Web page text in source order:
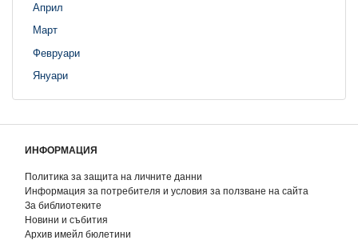
Април
Март
Февруари
Януари
ИНФОРМАЦИЯ
Политика за защита на личните данни
Информация за потребителя и условия за ползване на сайта
За библиотеките
Новини и събития
Архив имейл бюлетини